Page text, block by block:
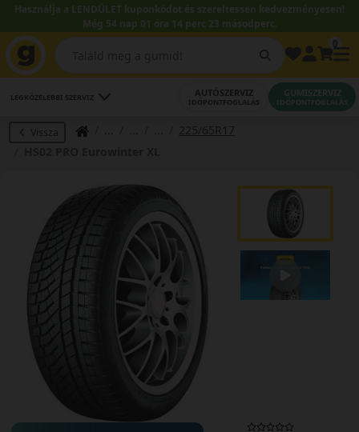
Használja a LENDÜLET kuponkódot és szereltessen kedvezményesen!
Még 54 nap 01 óra 14 perc 22 másodperc.
LEGKÖZELEBBI SZERVIZ AUTÓSZERVIZ
IDŐPONTFOGLALÁS
GUMISZERVIZ
IDŐPONTFOGLALÁS
Vissza
225/65R17